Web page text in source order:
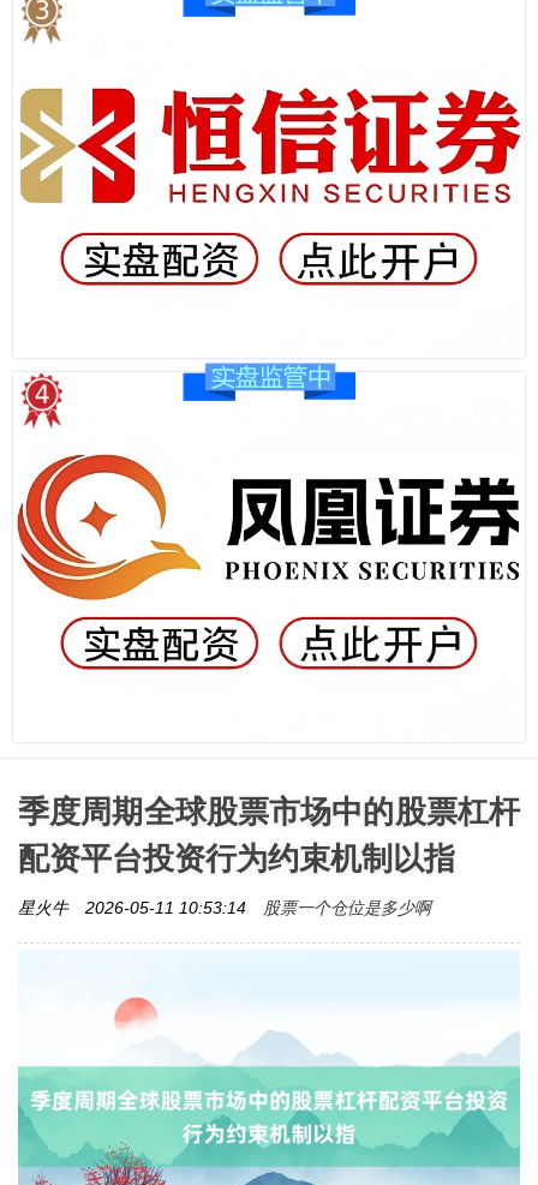
季度周期全球股票市场中的股票杠杆
配资平台投资行为约束机制以指
星火牛 2026-05-11 10:53:14 股票一个仓位是多少啊